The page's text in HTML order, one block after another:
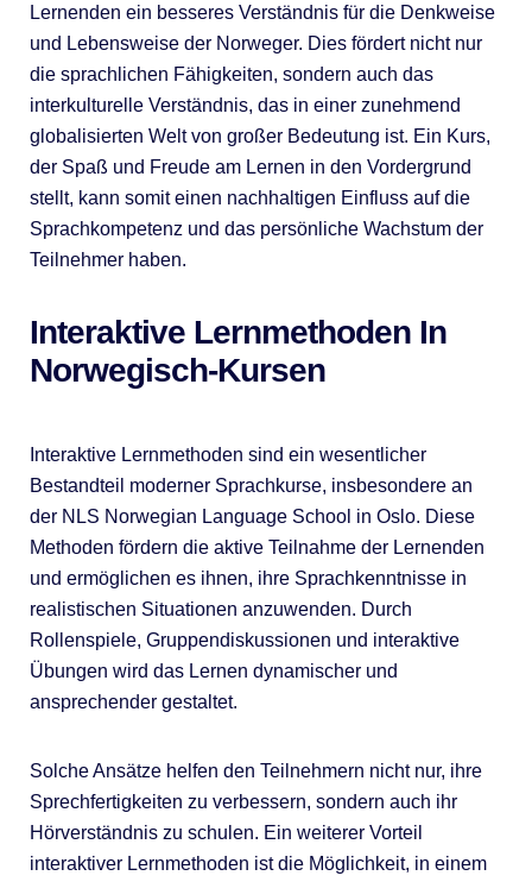
Lernenden ein besseres Verständnis für die Denkweise
und Lebensweise der Norweger. Dies fördert nicht nur
die sprachlichen Fähigkeiten, sondern auch das
interkulturelle Verständnis, das in einer zunehmend
globalisierten Welt von großer Bedeutung ist. Ein Kurs,
der Spaß und Freude am Lernen in den Vordergrund
stellt, kann somit einen nachhaltigen Einfluss auf die
Sprachkompetenz und das persönliche Wachstum der
Teilnehmer haben.
Interaktive Lernmethoden In
Norwegisch-Kursen
Interaktive Lernmethoden sind ein wesentlicher
Bestandteil moderner Sprachkurse, insbesondere an
der NLS Norwegian Language School in Oslo. Diese
Methoden fördern die aktive Teilnahme der Lernenden
und ermöglichen es ihnen, ihre Sprachkenntnisse in
realistischen Situationen anzuwenden. Durch
Rollenspiele, Gruppendiskussionen und interaktive
Übungen wird das Lernen dynamischer und
ansprechender gestaltet.
Solche Ansätze helfen den Teilnehmern nicht nur, ihre
Sprechfertigkeiten zu verbessern, sondern auch ihr
Hörverständnis zu schulen. Ein weiterer Vorteil
interaktiver Lernmethoden ist die Möglichkeit, in einem